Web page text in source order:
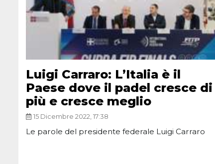
Luigi Carraro: L’Italia è il
Paese dove il padel cresce di
più e cresce meglio
15 Dicembre 2022, 17:38
Le parole del presidente federale Luigi Carraro